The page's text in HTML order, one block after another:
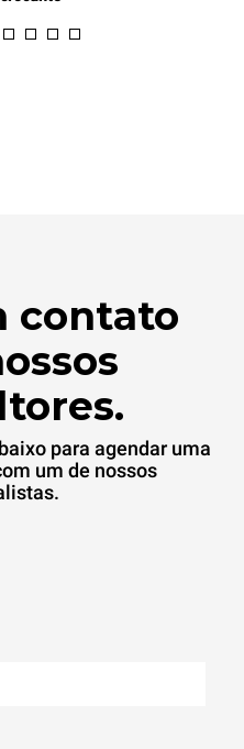
contato
para agendar uma
um de nossos